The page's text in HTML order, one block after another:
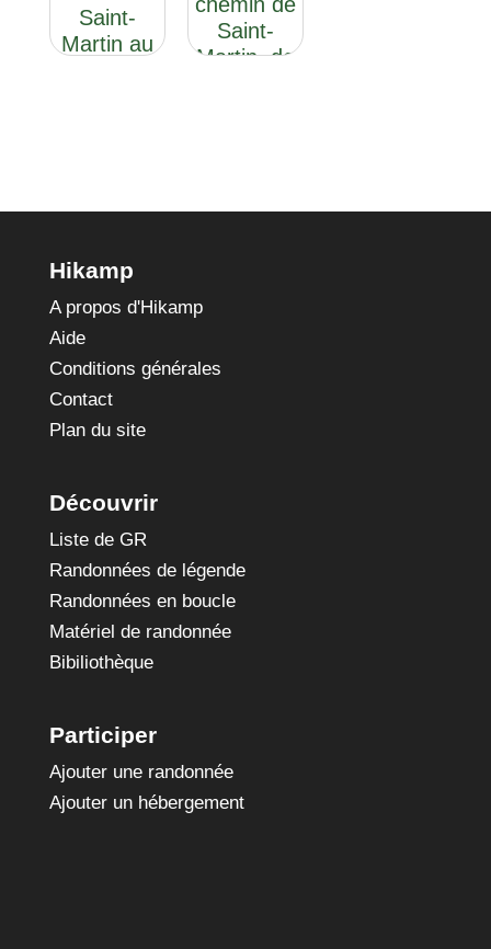
Saint-
Martin au
Saint-
Martin, de
Hikamp
A propos d'Hikamp
Aide
Conditions générales
Contact
Plan du site
Découvrir
Liste de GR
Randonnées de légende
Randonnées en boucle
Matériel de randonnée
Bibiliothèque
Participer
Ajouter une randonnée
Ajouter un hébergement